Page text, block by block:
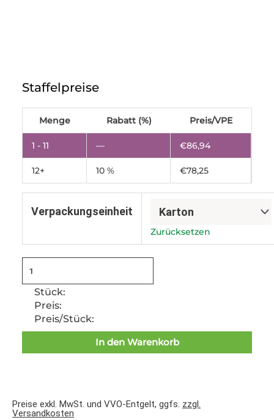
Staffelpreise
Menge Rabatt (%) Preis/VPE
1 - 11 — €86,94
12+ 10 % €78,25
Verpackungseinheit
Zurücksetzen
265x162x35mm,
schwarz,
ungeteilt,
ohne
Saugeinlage
Menge
Stück:
Preis:
Preis/Stück:
In den Warenkorb
Preise exkl. MwSt. und VVO-Entgelt, ggfs. zzgl.
Versandkosten